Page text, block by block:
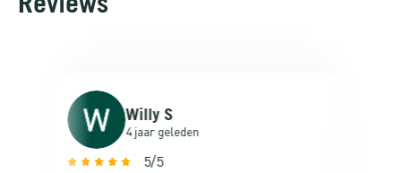
Willy S
4 jaar geleden
5/5